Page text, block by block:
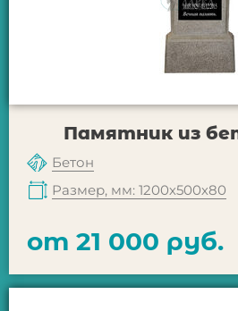
Памятник из
Бетон
Размер, мм: 1200х500х80
от 21 000 руб.